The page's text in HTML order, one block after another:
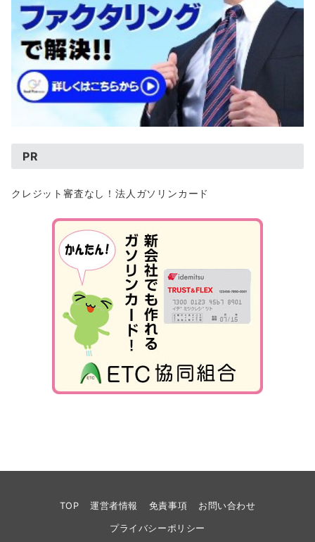
PR
クレジット審査なし！法人ガソリンカード
TOP 運営者情報 免責事項 お問い合わせ
プライバシーポリシー